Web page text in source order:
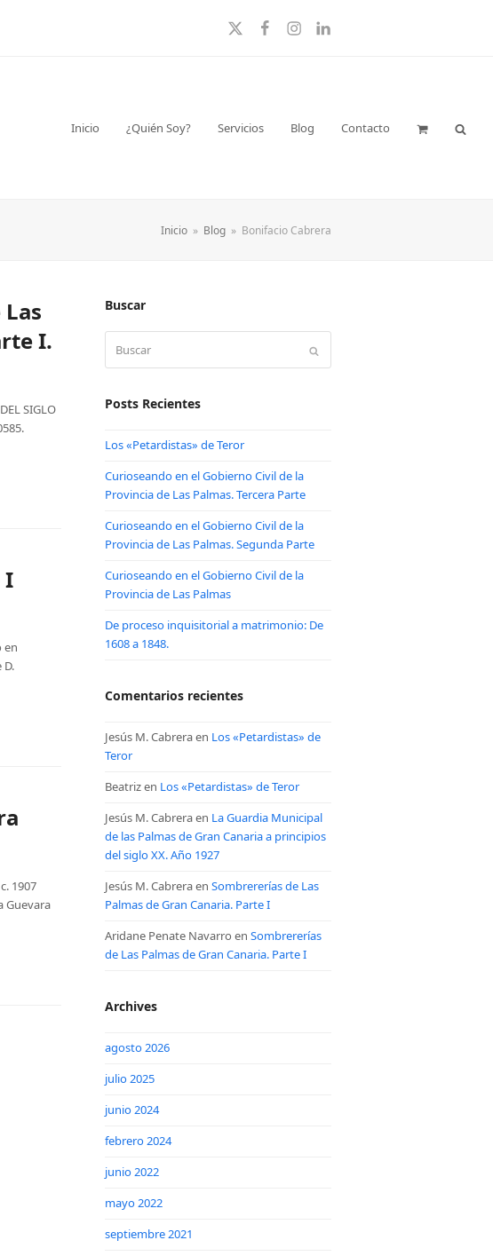
TwitterFacebook
Instagram
LinkedIn
Inicio ¿Quién Soy? Servicios Blog Contacto
Inicio » Blog » Bonifacio Cabrera
I.
SIGLO
I
en
D.
1907
Guevara
Buscar
Posts Recientes
Los «Petardistas» de Teror
Curioseando en el Gobierno Civil de la
Provincia de Las Palmas. Tercera Parte
Curioseando en el Gobierno Civil de la
Provincia de Las Palmas. Segunda Parte
Curioseando en el Gobierno Civil de la
Provincia de Las Palmas
De proceso inquisitorial a matrimonio: De
1608 a 1848.
Comentarios recientes
Jesús M. Cabreraen Los «Petardistas» de
Teror
Beatrizen Los «Petardistas» de Teror
Jesús M. Cabreraen La Guardia Municipal
de las Palmas de Gran Canaria a principios
del siglo XX. Año 1927
Jesús M. CabreraenSombrererías de Las
Palmas de Gran Canaria. Parte I
Aridane Penate Navarro enSombrererías
de Las Palmas de Gran Canaria. Parte I
Archives
agosto 2026
julio 2025
junio 2024
febrero 2024
junio 2022
mayo 2022
septiembre 2021